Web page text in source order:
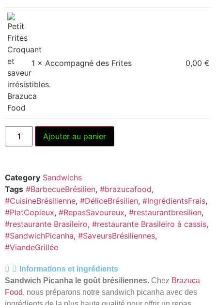
1 × Accompagné des Frites 0,00 €
Ajouter au panier
Category Sandwichs
Tags #BarbecueBrésilien, #brazucafood,
#CuisineBrésilienne, #DéliceBrésilien, #IngrédientsFrais,
#PlatCopieux, #RepasSavoureux, #restaurantbresilien,
#restaurante Brasileiro, #restaurante Brasileiro à cassis,
#SandwichPicanha, #SaveursBrésiliennes,
#ViandeGrillée
Informations et ingrédients
Sandwich Picanha le goût brésiliennes. Chez Brazuca
Food, nous préparons notre sandwich picanha avec des